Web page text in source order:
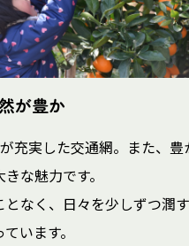
が豊か
充実した交通網。また、豊
な魅力です。
なく、日々を少しずつ潤
います。